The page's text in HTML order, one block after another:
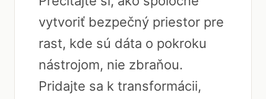
vytvoriť bezpečný priestor pre
rast, kde sú dáta o pokroku
nástrojom, nie zbraňou.
Pridajte sa k transformácii,